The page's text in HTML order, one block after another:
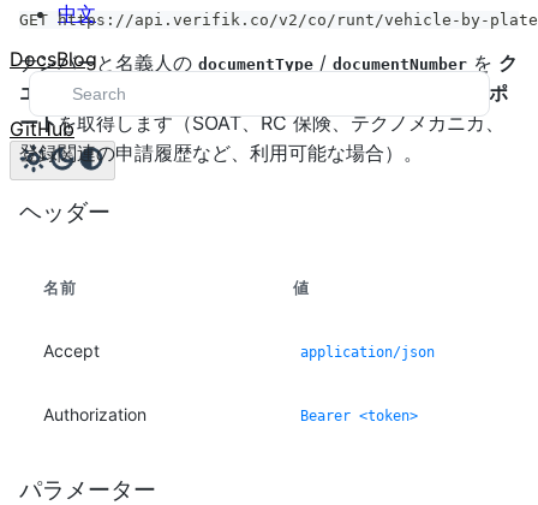
中文
DocsBlog
GitHub
GET https://api.verifik.co/v2/co/runt/vehicle-by-plate
ナンバーと名義人の documentType / documentNumber を ク
エリ
で渡し、
包括的な履歴と技術レポ
ートを取得します（SOAT、RC 保険、テクノメカニカ、
登録関連の申請履歴など、利用可能な場合）。
ヘッダー
名前 値
Accept application/json
Authorization Bearer <token>
パラメーター